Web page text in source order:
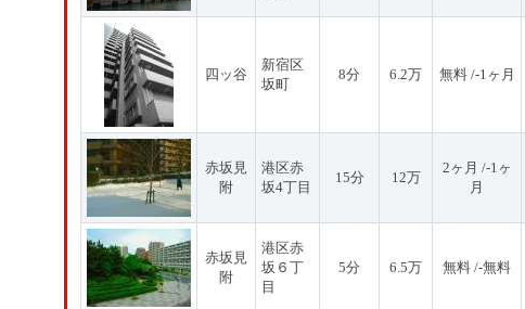
四ッ谷
新宿区
坂町
8分 6.2万 無料 /-1ヶ月
赤坂見
附
港区赤
坂4丁目
15分 12万
2ヶ月 /-1ヶ
月
赤坂見
附
港区赤
坂６丁
目
5分 6.5万 無料 /-無料